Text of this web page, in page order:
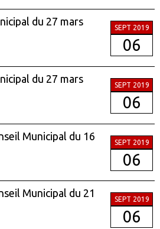
du 27 mars
SEPT 2019
06
du 27 mars
SEPT 2019
06
Municipal du 16
SEPT 2019
06
Municipal du 21
SEPT 2019
06